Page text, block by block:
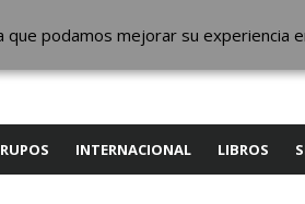
QUIENES SOMOS CONTACTO
INTERNACIONAL LIBROS
podamos mejorar su experiencia